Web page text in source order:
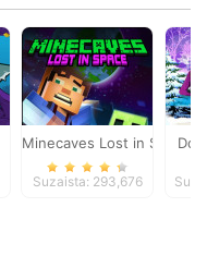
Minecaves Lost in Space
Suzaista: 293,676